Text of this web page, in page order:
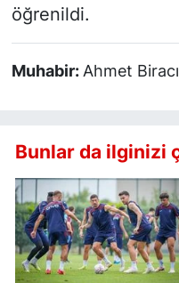
öğrenildi.
Muhabir:Ahmet Biracı
Bunlar da ilginizi